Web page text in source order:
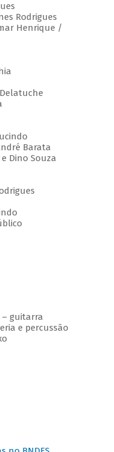
Rodrigues
Henrique /
Barata
Dino Souza
– guitarra
e percussão